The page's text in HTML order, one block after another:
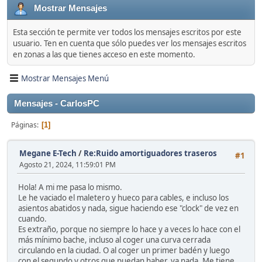
Mostrar Mensajes
Esta sección te permite ver todos los mensajes escritos por este
usuario. Ten en cuenta que sólo puedes ver los mensajes escritos
en zonas a las que tienes acceso en este momento.
Mostrar Mensajes Menú
Mensajes - CarlosPC
Páginas 1
#1
Megane E-Tech / Re:Ruido amortiguadores traseros
Agosto 21, 2024, 11:59:01 PM
Hola! A mi me pasa lo mismo.
Le he vaciado el maletero y hueco para cables, e incluso los
asientos abatidos y nada, sigue haciendo ese "clock" de vez en
cuando.
Es extraño, porque no siempre lo hace y a veces lo hace con el
más mínimo bache, incluso al coger una curva cerrada
circulando en la ciudad. O al coger un primer badén y luego